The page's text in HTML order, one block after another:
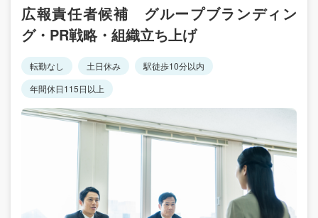
広報責任者候補 グループブランディン
グ・PR戦略・組織立ち上げ
転勤なし 土日休み
駅徒歩10分以内
年間休日115日以上